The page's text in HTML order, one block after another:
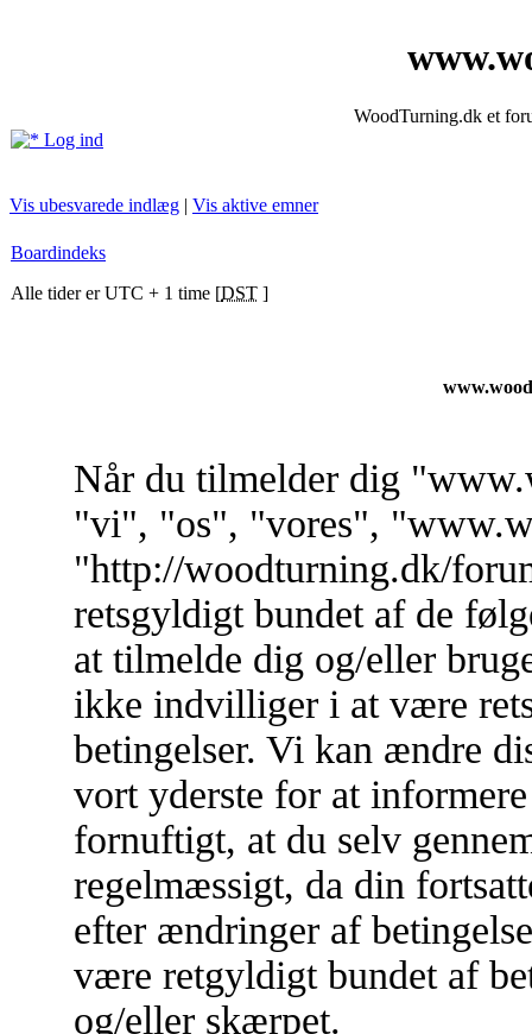
WoodTurning.dk et
Log ind
Vis ubesvarede indlæg | Vis aktive emner
Boardindeks
Alle tider er UTC + 1 time [DST ]
Når du tilmelder dig
"vi", "os", "vores",
"http://woodturning.dk/
retsgyldigt bundet af de
at tilmelde dig og/eller
ikke indvilliger i at være
betingelser. Vi kan ændre
vort yderste for at
fornuftigt, at du selv
regelmæssigt, da din
efter ændringer af
være retgyldigt bundet af
og/eller skærpet.